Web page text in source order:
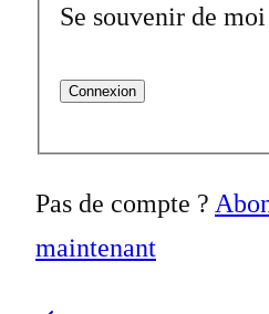
Se souvenir de moi
Connexion
Pas de compte ?
maintenant